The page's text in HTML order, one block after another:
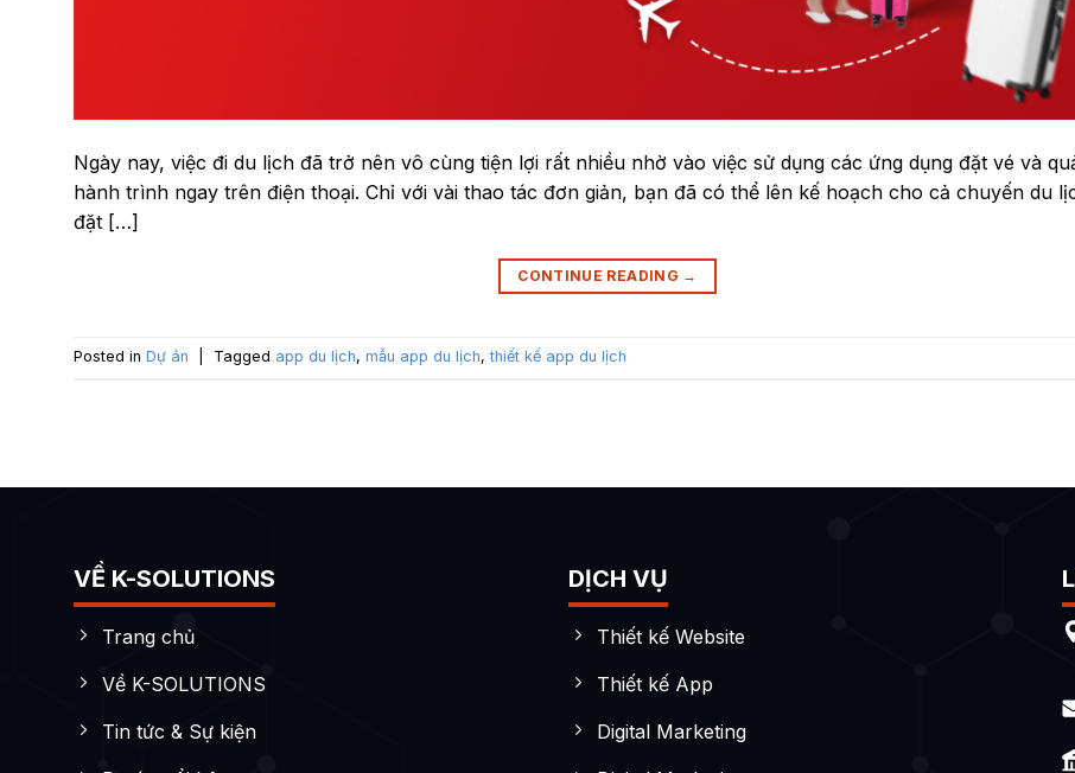
Ngày nay, việc đi du lịch đã trở nên vô cùng tiện lợi rất nhiều nhờ vào việc sử dụng các ứng dụng đặt vé và
hành trình ngay trên điện thoại. Chỉ với vài thao tác đơn giản, bạn đã có thể lên kế hoạch cho cả chuyến du
đặt […]
CONTINUE READING →
Posted in Dự án Tagged app du lịch, mẫu app du lịch,thiết kế app du lịch
VỀ K-SOLUTIONS
Trang chủ
Về K-SOLUTIONS
Tin tức & Sự kiện
DỊCH VỤ
Thiết kế Website
Thiết kế App
Digital Marketing